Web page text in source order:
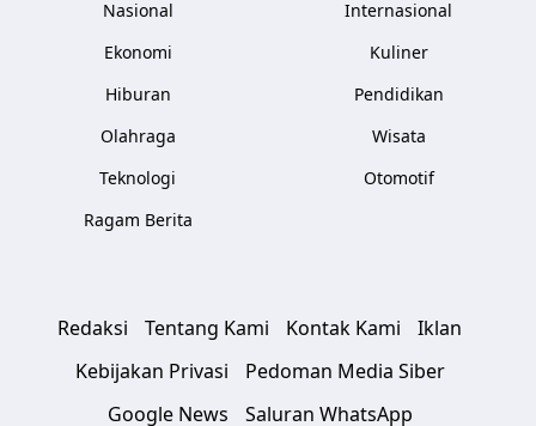
Nasional
Ekonomi
Hiburan
Olahraga
Teknologi
Ragam Berita
Internasional
Kuliner
Pendidikan
Wisata
Otomotif
Redaksi Tentang Kami Kontak Kami
Iklan
Kebijakan Privasi
Pedoman Media Siber
Google News
Saluran WhatsApp